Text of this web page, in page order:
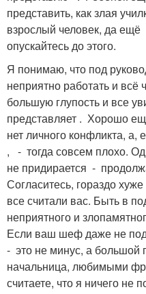
представить, как злая
взрослый человек, да
опускайтесь до этого.
Я понимаю, что под
неприятно работать и всё
большую глупость и все
представляет . Хорошо
нет личного конфликта,
, - тогда совсем плохо.
не придирается -
Согласитесь, гораздо
все считали вас. Быть в
неприятного и
Если ваш шеф даже не
- это не минус, а большой
начальница, любимыми
считаете, что я ничего